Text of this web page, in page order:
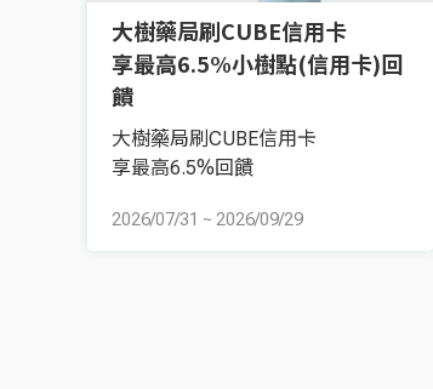
大樹藥局刷CUBE信用卡
享最高6.5%小樹點(信用卡)回
饋
大樹藥局刷CUBE信用卡
享最高6.5%回饋
2026/07/31 ~ 2026/09/29